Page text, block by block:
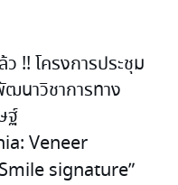
!! โครงการประชุม
ฒนาวิชาการทาง
ฐ์
Veneer
signature”